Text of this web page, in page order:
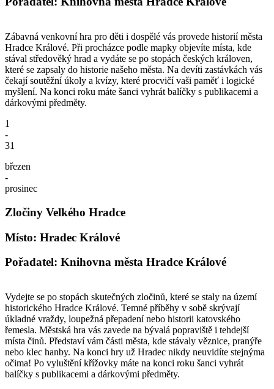
Zábavná venkovní hra pro děti i dospělé vás provede historií města
Hradce Králové. Při procházce podle mapky objevíte místa, kde
stával středověký hrad a vydáte se po stopách českých královen,
které se zapsaly do historie našeho města. Na devíti zastávkách vás
čekají soutěžní úkoly a kvízy, které procvičí vaši paměť i logické
myšlení. Na konci roku máte šanci vyhrát balíčky s publikacemi a
dárkovými předměty.
1
-
31
březen
-
prosinec
Zločiny Velkého Hradce
Místo: Hradec Králové
Pořadatel: Knihovna města Hradce Králové
Vydejte se po stopách skutečných zločinů, které se staly na území
historického Hradce Králové. Temné příběhy v sobě skrývají
úkladné vraždy, loupežná přepadení nebo historii katovského
řemesla. Městská hra vás zavede na bývalá popraviště i tehdejší
místa činů. Představí vám části města, kde stávaly věznice, pranýře
nebo klec hanby. Na konci hry už Hradec nikdy neuvidíte stejnýma
očima! Po vyluštění křížovky máte na konci roku šanci vyhrát
balíčky s publikacemi a dárkovými předměty.